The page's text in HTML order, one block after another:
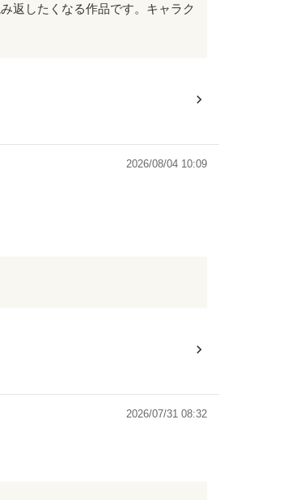
返したくなる作品です。キャラク
！
2026/08/04 10:09
に爆笑しました！
2026/07/31 08:32